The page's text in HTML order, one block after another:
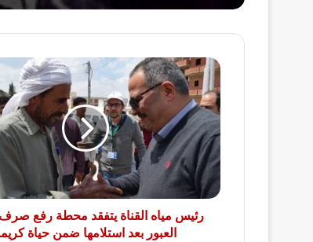
رئيس
مياه
القناة
يتفقد
محطة
رفع
صرف
صحي
العبور
رئيس مياه القناة يتفقد محطة رفع
العبور بعد استلامها ضمن حياة